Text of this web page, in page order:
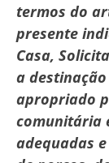
termos do
presente
Casa,
a
apropriado
comunitária
adequadas